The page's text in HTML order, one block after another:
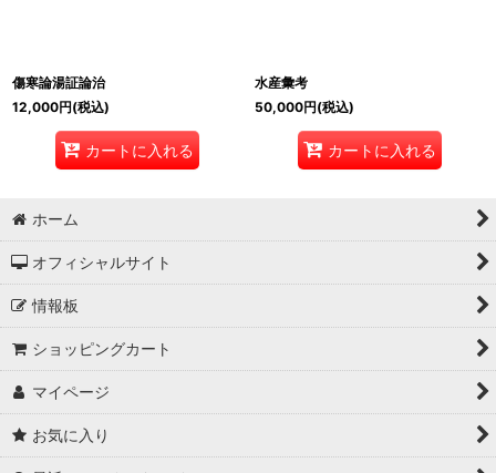
傷寒論湯証論治
12,000円(税込)
カートに入れる
水産彙考
50,000円(税込)
カートに入れる
ホーム
オフィシャルサイト
情報板
ショッピングカート
マイページ
お気に入り